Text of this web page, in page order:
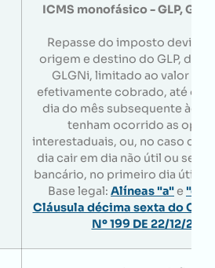
ICMS monofásico - GLP,
Repasse do imposto devido
origem e destino do GLP, do
GLGNi, limitado ao valor do
efetivamente cobrado, até o
dia do mês subsequente
tenham ocorrido as
interestaduais, ou, no caso do
dia cair em dia não útil ou sem
bancário, no primeiro dia útil
Base legal: Alíneas "a"e "c"
Cláusula décima sexta do
Nº 199 DE 22/12/2022